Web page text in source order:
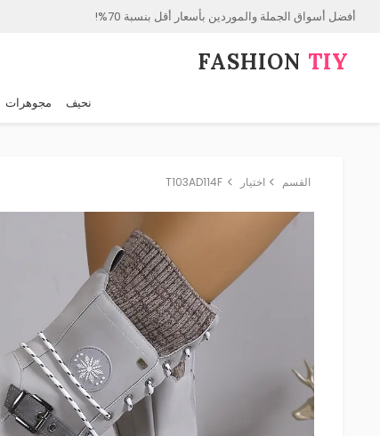
أفضل أسواق الجملة والموردين بأسعار أقل بنسبة 70%!
FASHION⁠ TIY
نحيف مجوهرات
القسم اختيار T103AD114F